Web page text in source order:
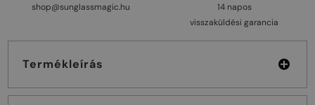
shop@sunglassmagic.hu
14 napos
visszaküldési garancia
Termékleírás